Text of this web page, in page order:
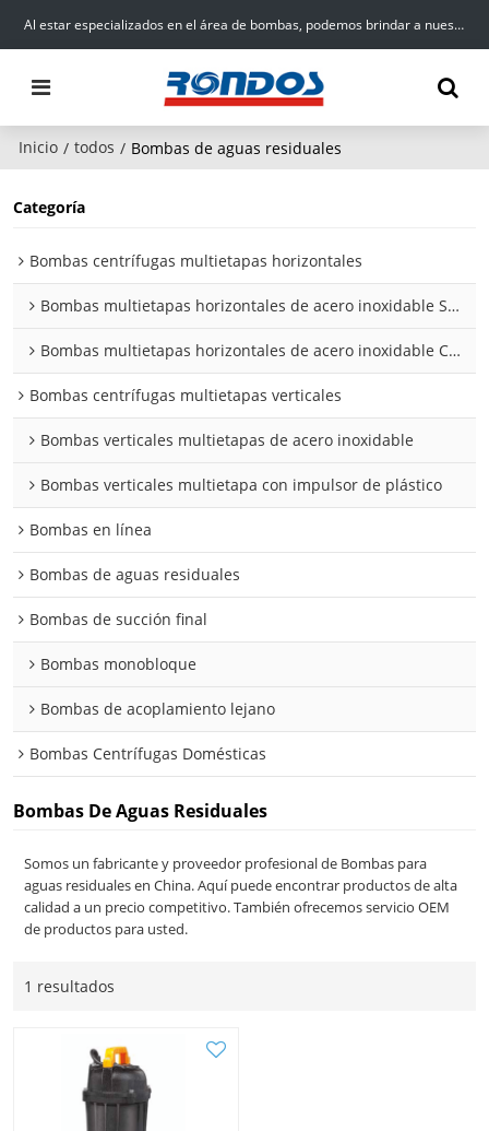
Al estar especializados en el área de bombas, podemos brindar a nuestros clientes productos, servicios y soluciones de alta calidad para el suministro de agua.
Inicio / todos / Bombas de aguas residuales
Categoría
Bombas centrífugas multietapas horizontales
Bombas multietapas horizontales de acero inoxidable SHL
Bombas multietapas horizontales de acero inoxidable CMI
Bombas centrífugas multietapas verticales
Bombas verticales multietapas de acero inoxidable
Bombas verticales multietapa con impulsor de plástico
Bombas en línea
Bombas de aguas residuales
Bombas de succión final
Bombas monobloque
Bombas de acoplamiento lejano
Bombas Centrífugas Domésticas
Bombas De Aguas Residuales
Somos un fabricante y proveedor profesional de Bombas para
aguas residuales en China. Aquí puede encontrar productos de alta
calidad a un precio competitivo. También ofrecemos servicio OEM
de productos para usted.
1 resultados